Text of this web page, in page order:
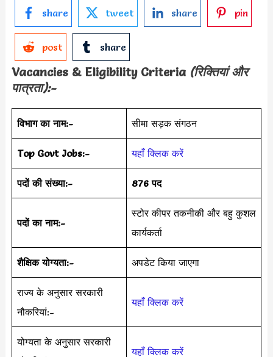
share tweet share pin
post share
Vacancies & Eligibility Criteria (रिक्तियां और
पात्रता):-
विभाग का नाम:- सीमा सड़क संगठन
Top Govt Jobs:- यहाँ क्लिक करें
पदों की संख्या:- 876 पद
पदों का नाम:-
स्टोर कीपर तकनीकी और बहु ​​कुशल
कार्यकर्ता
शैक्षिक योग्यता:- अपडेट किया जाएगा
राज्य के अनुसार सरकारी
नौकरियां:-
यहाँ क्लिक करें
योग्यता के अनुसार सरकारी
यहाँ क्लिक करें